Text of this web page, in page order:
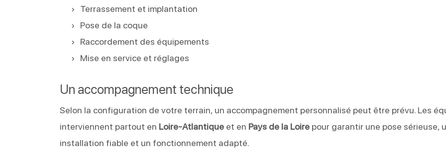
Terrassement et implantation
Pose de la coque
Raccordement des équipements
Mise en service et réglages
Un accompagnement technique
Selon la configuration de votre terrain, un accompagnement personnalisé peut être prévu. Les
interviennent partout en Loire-Atlantique et en Pays de la Loire pour garantir une pose sérieuse,
installation fiable et un fonctionnement adapté.